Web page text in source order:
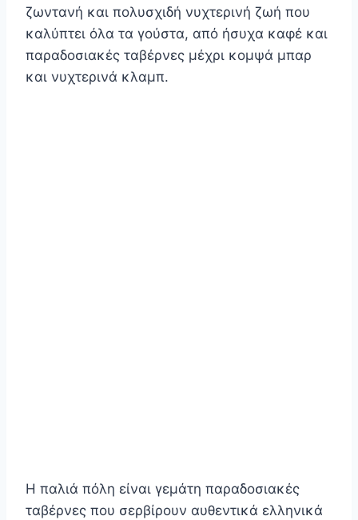
ζωντανή και πολυσχιδή νυχτερινή ζωή που
καλύπτει όλα τα γούστα, από ήσυχα καφέ και
παραδοσιακές ταβέρνες μέχρι κομψά μπαρ
και νυχτερινά κλαμπ.
Η παλιά πόλη είναι γεμάτη παραδοσιακές
ταβέρνες που σερβίρουν αυθεντικά ελληνικά